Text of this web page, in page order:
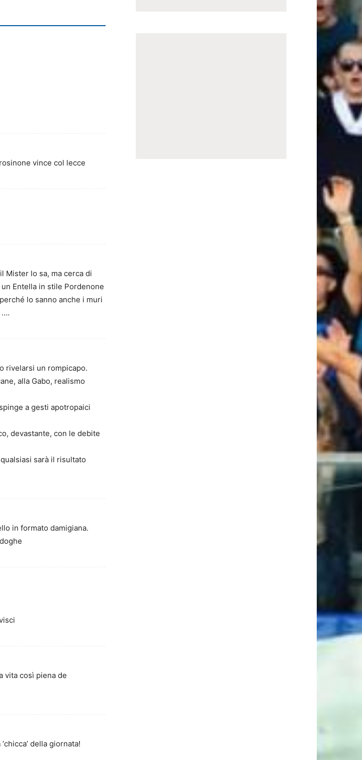
vince col lecce
Mister lo sa, ma cerca di
Entella in stile Pordenone
lo sanno anche i muri
….
rivelarsi un rompicapo.
alla Gabo, realismo
a gesti apotropaici
devastante, con le debite
sarà il risultato
in formato damigiana.
vita così piena de
della giornata!